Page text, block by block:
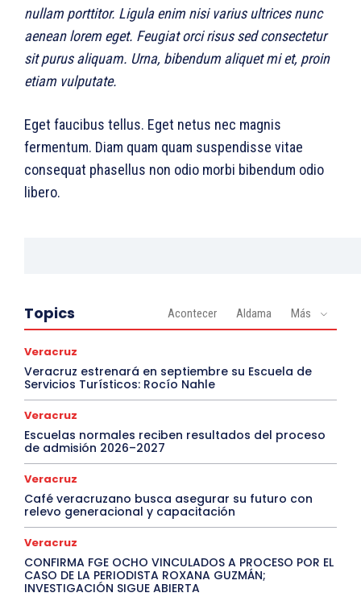
nullam porttitor. Ligula enim nisi varius ultrices nunc
aenean lorem eget. Feugiat orci risus sed consectetur
sit purus aliquam. Urna, bibendum aliquet mi et, proin
etiam vulputate.
Eget faucibus tellus. Eget netus nec magnis
fermentum. Diam quam quam suspendisse vitae
consequat phasellus non odio morbi bibendum odio
libero.
Topics Acontecer Aldama Más
Veracruz
Veracruz estrenará en septiembre su Escuela de
Servicios Turísticos: Rocío Nahle
Veracruz
Escuelas normales reciben resultados del proceso
de admisión 2026–2027
Veracruz
Café veracruzano busca asegurar su futuro con
relevo generacional y capacitación
Veracruz
CONFIRMA FGE OCHO VINCULADOS A PROCESO POR EL
CASO DE LA PERIODISTA ROXANA GUZMÁN;
INVESTIGACIÓN SIGUE ABIERTA